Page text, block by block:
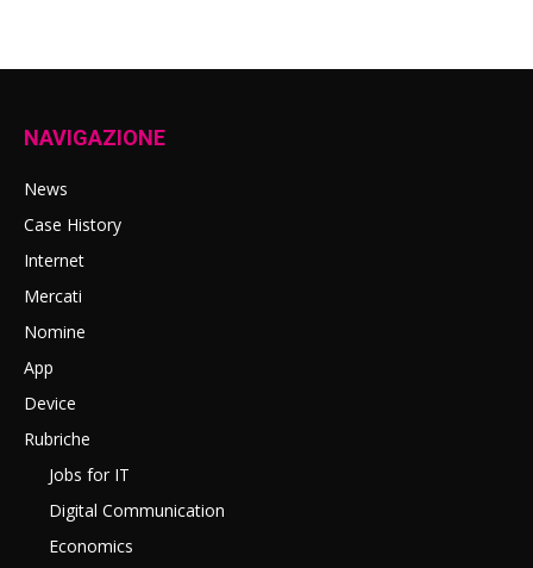
NAVIGAZIONE
News
Case History
Internet
Mercati
Nomine
App
Device
Rubriche
Jobs for IT
Digital Communication
Economics